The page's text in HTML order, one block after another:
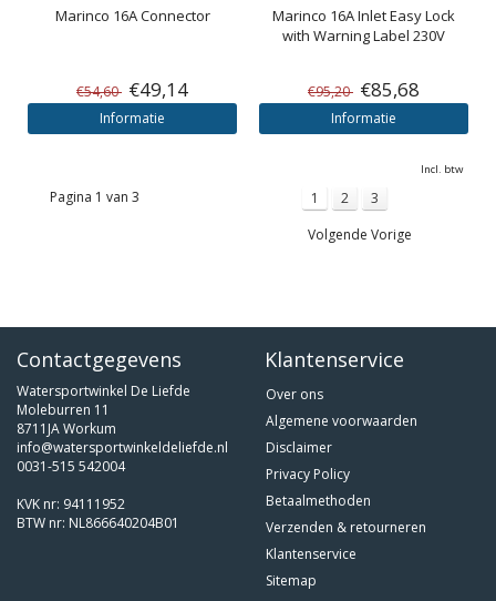
Marinco 16A Connector
€54,60 €49,14
Informatie
Marinco 16A Inlet Easy Lock
with Warning Label 230V
€95,20 €85,68
Informatie
Incl. btw
Pagina 1 van 3 1 2
3
Volgende Vorige
Contactgegevens
Watersportwinkel De Liefde
Moleburren 11
8711JA Workum
info@watersportwinkeldeliefde.nl
0031-515 542004
KVK nr: 94111952
BTW nr: NL866640204B01
Klantenservice
Over ons
Algemene voorwaarden
Disclaimer
Privacy Policy
Betaalmethoden
Verzenden & retourneren
Klantenservice
Sitemap